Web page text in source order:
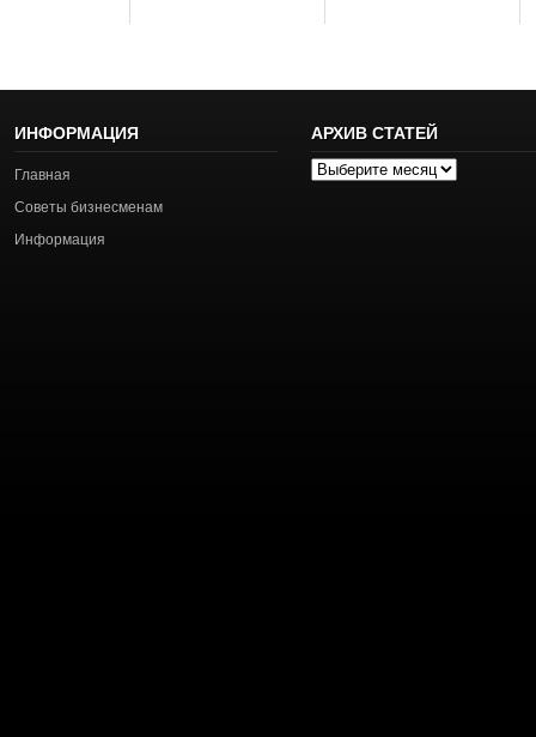
ИНФОРМАЦИЯ
Главная
Советы бизнесменам
Информация
АРХИВ СТАТЕЙ
Архив